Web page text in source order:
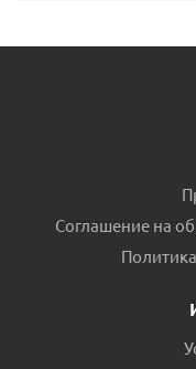
Соглашение на